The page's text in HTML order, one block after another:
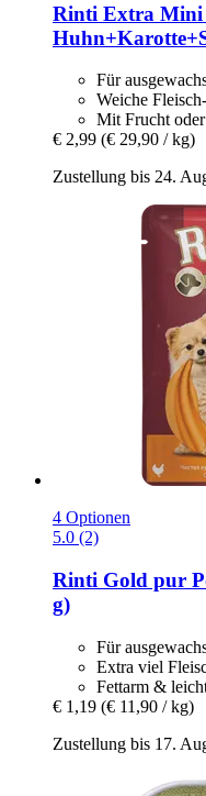
Rinti Extra Mini
Für
Weiche
Mit Frucht
€ 2,99 (€ 29,90 / kg)
Zustellung bis 24.
4 Optionen
5.0 (2)
Rinti Gold pur
g)
Für
Extra viel
Fettarm &
€ 1,19 (€ 11,90 / kg)
Zustellung bis 17.